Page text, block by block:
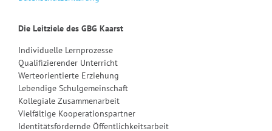
Die Leitziele des GBG Kaarst
Individuelle Lernprozesse
Qualifizierender Unterricht
Werteorientierte Erziehung
Lebendige Schulgemeinschaft
Kollegiale Zusammenarbeit
Vielfältige Kooperationspartner
Identitätsfördernde Öffentlichkeitsarbeit